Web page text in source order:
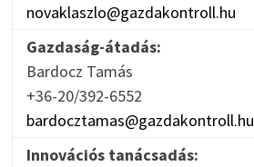
novaklaszlo@gazdakontroll.hu
Gazdaság-átadás:
Bardocz Tamás
+36-20/392-6552
bardocztamas@gazdakontroll.hu
Innovációs tanácsadás: